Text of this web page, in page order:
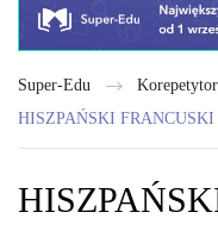
Super-Edu
HISZPAŃSKI FRANCUSKI